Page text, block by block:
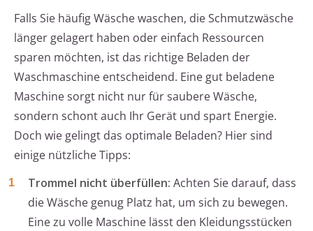
Falls Sie häufig Wäsche waschen, die Schmutzwäsche
länger gelagert haben oder einfach Ressourcen
sparen möchten, ist das richtige Beladen der
Waschmaschine entscheidend. Eine gut beladene
Maschine sorgt nicht nur für saubere Wäsche,
sondern schont auch Ihr Gerät und spart Energie.
Doch wie gelingt das optimale Beladen? Hier sind
einige nützliche Tipps:
Trommel nicht überfüllen: Achten Sie darauf, dass
die Wäsche genug Platz hat, um sich zu bewegen.
Eine zu volle Maschine lässt den Kleidungsstücken